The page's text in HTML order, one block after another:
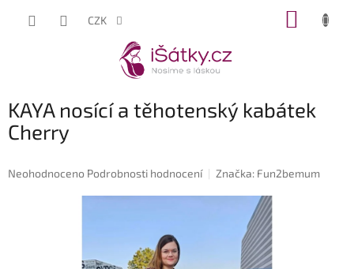
CZK
KAYA nosící a těhotenský kabátek
Cherry
Průměrné
Neohodnoceno Podrobnosti hodnocení Značka: Fun2bemum